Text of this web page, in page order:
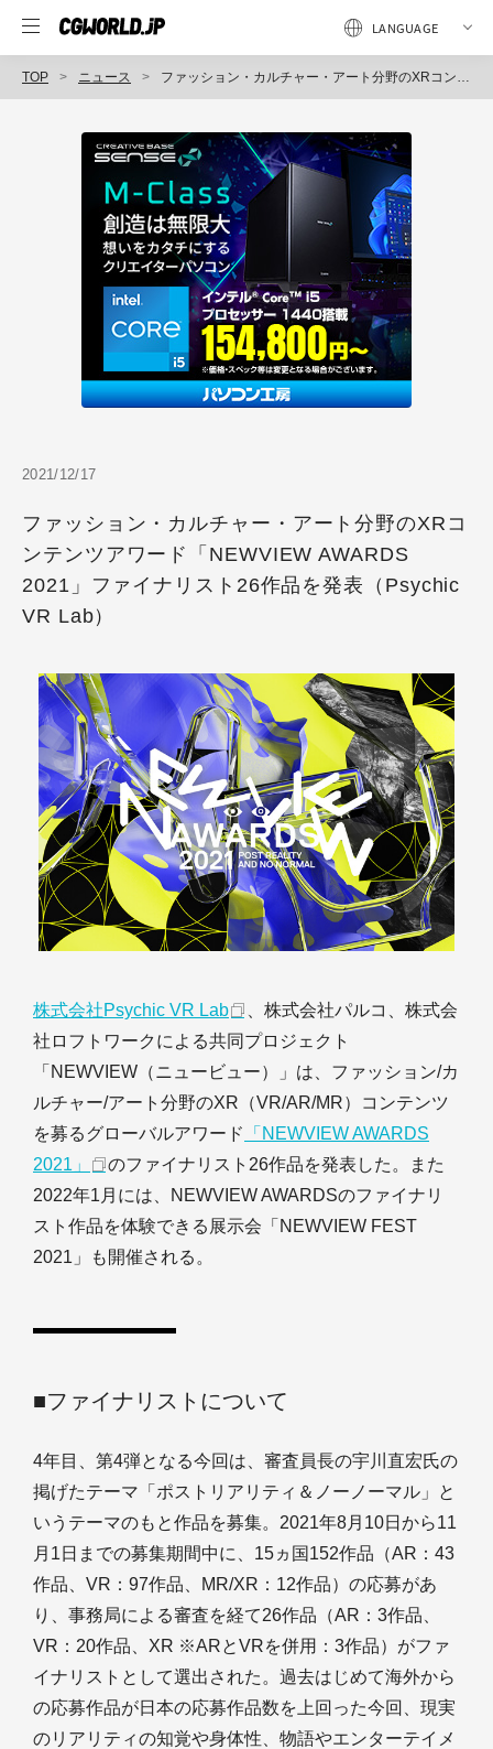
TOP ニュース ファッション・カルチャー・アート分野のXRコンテンツアワード「NEWVIEW AWARDS 2021」ファイナリスト26作品を発表（Psychic VR Lab）
2021/12/17
ファッション・カルチャー・アート分野のXRコ
ンテンツアワード「NEWVIEW AWARDS
2021」ファイナリスト26作品を発表（Psychic
VR Lab）
株式会社Psychic VR Lab
、株式会社パルコ、株式会
社ロフトワークによる共同プロジェクト
「NEWVIEW（ニュービュー）」は、ファッション/カ
ルチャー/アート分野のXR（VR/AR/MR）コンテンツ
を募るグローバルアワード
「NEWVIEW AWARDS
2021」
のファイナリスト26作品を発表した。また
2022年1月には、NEWVIEW AWARDSのファイナリ
スト作品を体験できる展示会「NEWVIEW FEST
2021」も開催される。
■ファイナリストについて
4年目、第4弾となる今回は、審査員長の宇川直宏氏の
掲げたテーマ「ポストリアリティ＆ノーノーマル」と
いうテーマのもと作品を募集。2021年8月10日から11
月1日までの募集期間中に、15ヵ国152作品（AR：43
作品、VR：97作品、MR/XR：12作品）の応募があ
り、事務局による審査を経て26作品（AR：3作品、
VR：20作品、XR ※ARとVRを併用：3作品）がファ
イナリストとして選出された。過去はじめて海外から
の応募作品が日本の応募作品数を上回った今回、現実
のリアリティの知覚や身体性、物語やエンターテイメ